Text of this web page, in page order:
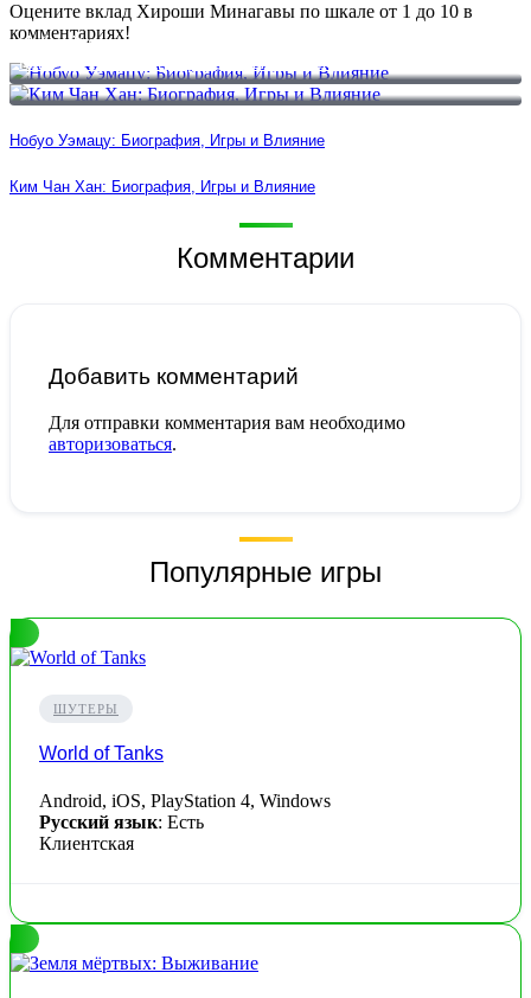
Оцените вклад Хироши Минагавы по шкале от 1 до 10 в
комментариях!
Нобуо Уэмацу: Биография, Игры и Влияние
Ким Чан Хан: Биография, Игры и Влияние
Нобуо Уэмацу: Биография, Игры и Влияние
Ким Чан Хан: Биография, Игры и Влияние
Комментарии
Добавить комментарий
Для отправки комментария вам необходимо
авторизоваться.
Популярные игры
ШУТЕРЫ
World of Tanks
Android, iOS, PlayStation 4, Windows
Русский язык: Есть
Клиентская